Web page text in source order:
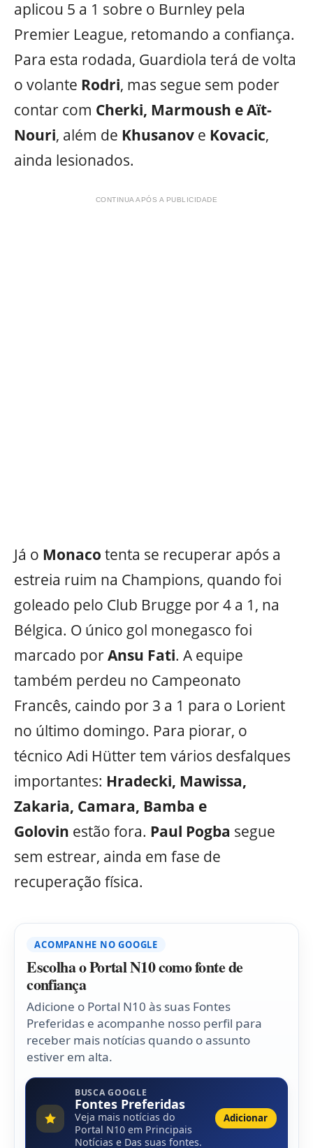
aplicou 5 a 1 sobre o Burnley pela
Premier League, retomando a confiança.
Para esta rodada, Guardiola terá de volta
o volante Rodri, mas segue sem poder
contar com Cherki, Marmoush e Aït-
Nouri, além de Khusanov e Kovacic,
ainda lesionados.
CONTINUA APÓS A PUBLICIDADE
Já o Monaco tenta se recuperar após a
estreia ruim na Champions, quando foi
goleado pelo Club Brugge por 4 a 1, na
Bélgica. O único gol monegasco foi
marcado porAnsu Fati. A equipe
também perdeu no Campeonato
Francês, caindo por 3 a 1 para o Lorient
no último domingo. Para piorar, o
técnico Adi Hütter tem vários desfalques
importantes: Hradecki, Mawissa,
Zakaria, Camara, Bamba e
Golovin estão fora. Paul Pogba segue
sem estrear, ainda em fase de
recuperação física.
ACOMPANHE NO GOOGLE
Escolha o Portal N10 como fonte de
confiança
Adicione o Portal N10 às suas Fontes
Preferidas e acompanhe nosso perfil para
receber mais notícias quando o assunto
estiver em alta.
BUSCA GOOGLE
Fontes Preferidas
Veja mais notícias do
Portal N10 em Principais
Notícias e Das suas fontes.
Adicionar